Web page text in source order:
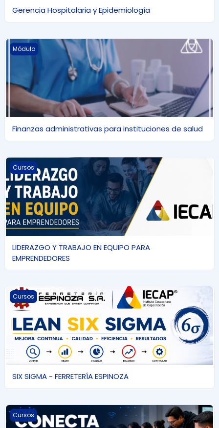
Gerencia Hospitalaria y Epidemiología
Finanzas administrativas para instituciones de salud
Módulo
Finanzas administrativas para instituciones de salud
LIDERAZGO Y TRABAJO EN EQUIPO PARA EMPRENDEDORES
Cursos
LIDERAZGO Y TRABAJO EN EQUIPO PARA
EMPRENDEDORES
SIX SIGMA - FERRETERÍA ESPINOZA
Cursos
SIX SIGMA - FERRETERÍA ESPINOZA
𝑪𝑶𝑵𝑬𝑪𝑻𝑨 𝑯𝑨𝑩𝑰𝑳𝑰𝑫𝑨𝑫𝑬𝑺 𝑫𝑰𝑮𝑰𝑻𝑨𝑳𝑬𝑺 𝑷𝑨𝑹𝑨 𝑬𝑳 𝑬𝑴𝑷𝑳𝑬𝑶
Cursos